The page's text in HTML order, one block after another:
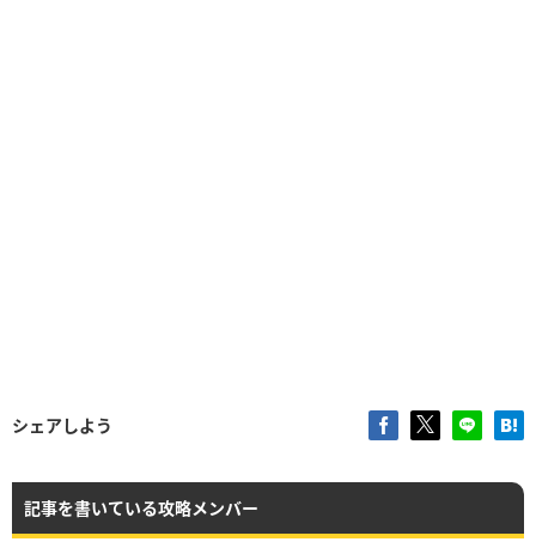
シェアしよう
記事を書いている攻略メンバー